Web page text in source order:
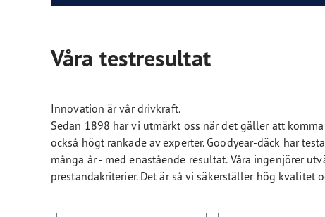
Våra testresultat
Innovation är vår drivkraft.
Sedan 1898 har vi utmärkt oss när det gäller att
också högt rankade av experter. Goodyear-däck har
många år - med enastående resultat. Våra ingenjörer
prestandakriterier. Det är så vi säkerställer hög kvalitet